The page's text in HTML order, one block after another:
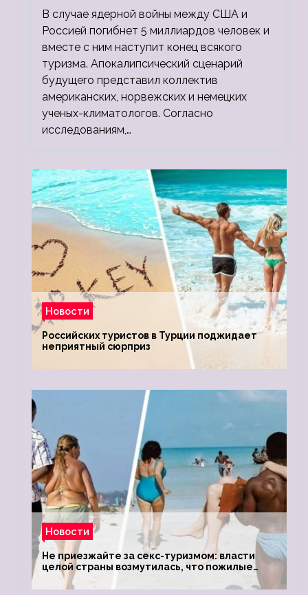
миллионов, а потом 5 миллиардов
людей
В случае ядерной войны между США и
Россией погибнет 5 миллиардов человек и
вместе с ним наступит конец всякого
туризма. Апокалипсический сценарий
будущего представил коллектив
американских, норвежских и немецких
ученых-климатологов. Согласно
исследованиям,…
Новости
Российских туристов в Турции поджидает
неприятный сюрприз
Новости
Не приезжайте за секс-туризмом: власти
целой страны возмутилась, что пожилые
туристки массово едут к ним, чтобы
обзавестись молодыми любовниками